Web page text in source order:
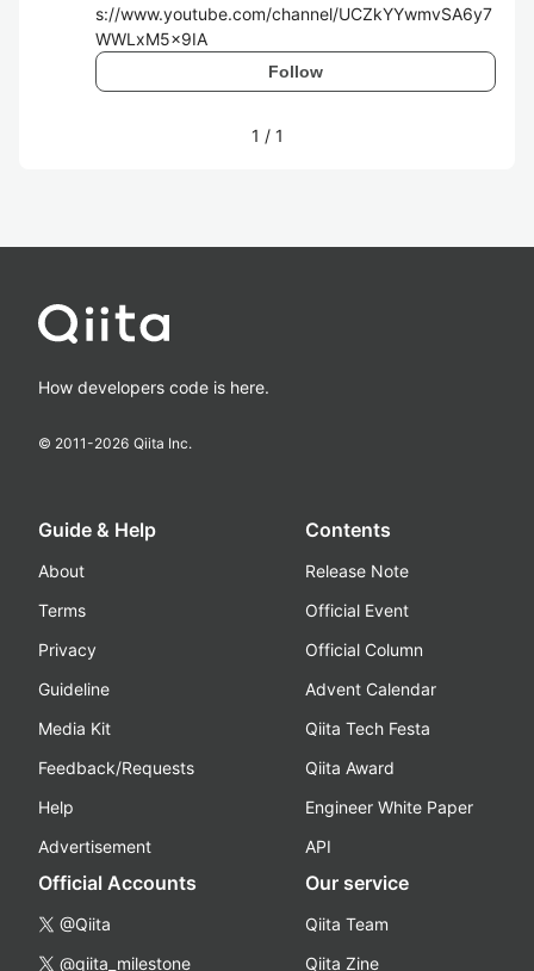
s://www.youtube.com/channel/UCZkYYwmvSA6y7
WWLxM5x9IA
Follow
1 / 1
How developers code is here.
© 2011-2026 Qiita Inc.
Guide & Help
About
Terms
Privacy
Guideline
Media Kit
Feedback/Requests
Help
Advertisement
Contents
Release Note
Official Event
Official Column
Advent Calendar
Qiita Tech Festa
Qiita Award
Engineer White Paper
API
Official Accounts
@Qiita
@qiita_milestone
Our service
Qiita Team
Qiita Zine